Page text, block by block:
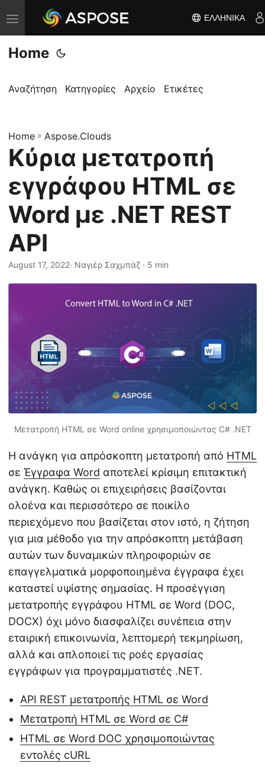
Ε
ν
α
λ
ή
π
λ
ο
γ
η
σ
η
ς
ΕΛΛΗΝΙΚΆ
Home
Αναζήτηση Κατηγορίες Αρχείο Ετικέτες
Home » Aspose.Clouds
Κύρια μετατροπή
εγγράφου HTML σε
Word με .NET REST
API
August 17, 2022· Ναγιέρ Σαχμπάζ · 5 min
Μετατροπή HTML σε Word online χρησιμοποιώντας C# .NET
Η ανάγκη για απρόσκοπτη μετατροπή από HTML
σε Έγγραφα Word αποτελεί κρίσιμη επιτακτική
ανάγκη. Καθώς οι επιχειρήσεις βασίζονται
ολοένα και περισσότερο σε ποικίλο
περιεχόμενο που βασίζεται στον ιστό, η ζήτηση
για μια μέθοδο για την απρόσκοπτη μετάβαση
αυτών των δυναμικών πληροφοριών σε
επαγγελματικά μορφοποιημένα έγγραφα έχει
καταστεί υψίστης σημασίας. Η προσέγγιση
μετατροπής εγγράφου HTML σε Word (DOC,
DOCX) όχι μόνο διασφαλίζει συνέπεια στην
εταιρική επικοινωνία, λεπτομερή τεκμηρίωση,
αλλά και απλοποιεί τις ροές εργασίας
εγγράφων για προγραμματιστές .NET.
API REST μετατροπής HTML σε Word
Μετατροπή HTML σε Word σε C#
HTML σε Word DOC χρησιμοποιώντας
εντολές cURL